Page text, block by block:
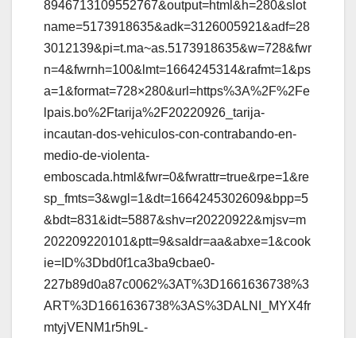
8946713109552767&output=html&h=280&slot
name=5173918635&adk=3126005921&adf=28
3012139&pi=t.ma~as.5173918635&w=728&fwr
n=4&fwrnh=100&lmt=1664245314&rafmt=1&ps
a=1&format=728×280&url=https%3A%2F%2Fe
lpais.bo%2Ftarija%2F20220926_tarija-
incautan-dos-vehiculos-con-contrabando-en-
medio-de-violenta-
emboscada.html&fwr=0&fwrattr=true&rpe=1&re
sp_fmts=3&wgl=1&dt=1664245302609&bpp=5
&bdt=831&idt=5887&shv=r20220922&mjsv=m
202209220101&ptt=9&saldr=aa&abxe=1&cook
ie=ID%3Dbd0f1ca3ba9cbae0-
227b89d0a87c0062%3AT%3D1661636738%3
ART%3D1661636738%3AS%3DALNI_MYX4fr
mtyjVENM1r5h9L-